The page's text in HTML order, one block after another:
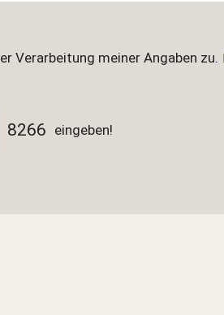
Verarbeitung meiner Angaben zu.
8266 eingeben!